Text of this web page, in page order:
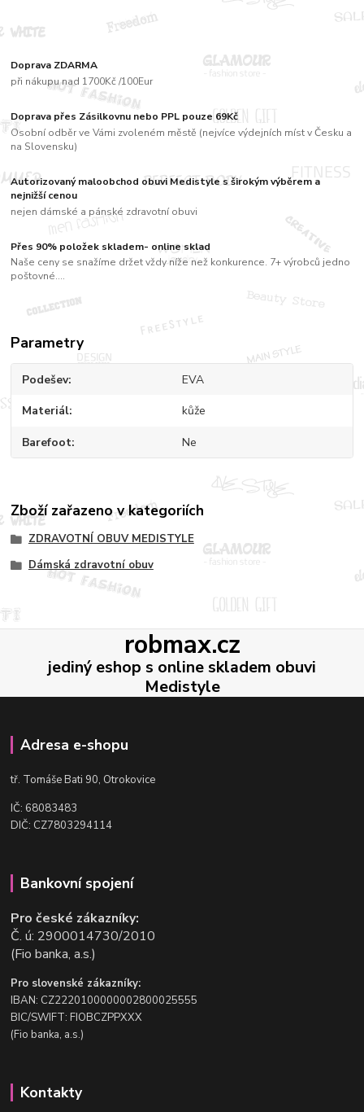
Doprava ZDARMA
při nákupu nad 1700Kč /100Eur
Doprava přes Zásilkovnu nebo PPL pouze 69Kč
Osobní odběr ve Vámi zvoleném městě (nejvíce výdejních míst v Česku a
na Slovensku)
Autorizovaný maloobchod obuvi Medistyle s širokým výběrem a
nejnižší cenou
nejen dámské a pánské zdravotní obuvi
Přes 90% položek skladem- online sklad
Naše ceny se snažíme držet vždy níže než konkurence. 7+ výrobců jedno
poštovné....
Parametry
Podešev EVA
Materiál kůže
Barefoot Ne
Zboží zařazeno v kategoriích
ZDRAVOTNÍ OBUV MEDISTYLE
Dámská zdravotní obuv
robmax.cz
jediný eshop s online skladem obuvi
Medistyle
Adresa e-shopu
tř. Tomáše Bati 90, Otrokovice
IČ: 68083483
DIČ: CZ7803294114
Bankovní spojení
Pro české zákazníky:
Č. ú: 2900014730/2010
(Fio banka, a.s.)
Pro slovenské zákazníky:
IBAN: CZ2220100000002800025555
BIC/SWIFT: FIOBCZPPXXX
(Fio banka, a.s.)
Kontakty